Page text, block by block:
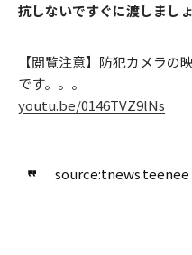
抗しないですぐに渡しましょ
【閲覧注意】防犯カメラ
です。。。
youtu.be/0146TVZ9lNs
source:tnews.teenee